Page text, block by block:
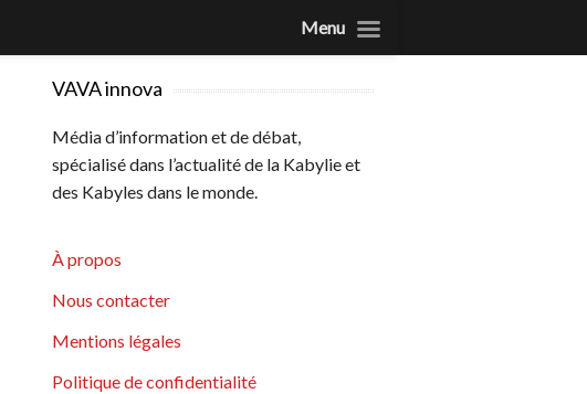
VAVA innova
Média d’information et de débat,
spécialisé dans l’actualité de la Kabylie et
des Kabyles dans le monde.
À propos
Nous contacter
Mentions légales
Politique de confidentialité
Menu